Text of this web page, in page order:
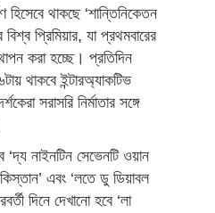
থাকছে ‘শান্তিনিকেতন
প্রিমিয়ার, যা প্রথমবারের
করা হচ্ছে। প্রতিদিন
থাকবে ইন্টারঅ্যাকটিভ
সরাসরি নির্মাতার সঙ্গে
‘দ্য নাইনটিন সেভেনটি ওয়ান
এবং ‘লতে ডু ডিয়াবল
দিনে দেখানো হবে ‘লা